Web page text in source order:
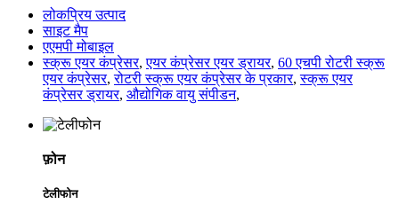
लोकप्रिय उत्पाद
साइट मैप
एएमपी मोबाइल
स्क्रू एयर कंप्रेसर,एयर कंप्रेसर एयर ड्रायर, 60 एचपी रोटरी स्क्रू
एयर कंप्रेसर,रोटरी स्क्रू एयर कंप्रेसर के प्रकार,स्क्रू एयर
कंप्रेसर ड्रायर, औद्योगिक वायु संपीडन,
फ़ोन
टेलीफोन